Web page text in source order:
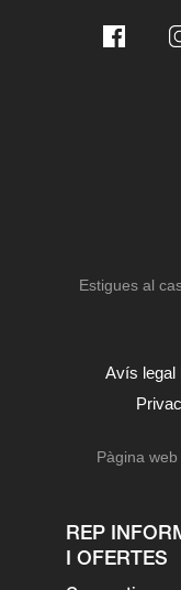
Estigues al
Avís legal
Pàgina
REP
I OFERTES